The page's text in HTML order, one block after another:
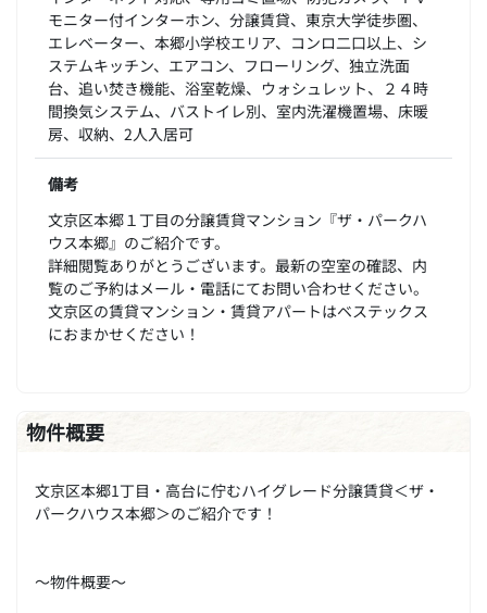
モニター付インターホン、分譲賃貸、東京大学徒歩圏、
エレベーター、本郷小学校エリア、コンロ二口以上、シ
ステムキッチン、エアコン、フローリング、独立洗面
台、追い焚き機能、浴室乾燥、ウォシュレット、２４時
間換気システム、バストイレ別、室内洗濯機置場、床暖
房、収納、2人入居可
備考
文京区本郷１丁目の分譲賃貸マンション『ザ・パークハ
ウス本郷』のご紹介です。
詳細閲覧ありがとうございます。最新の空室の確認、内
覧のご予約はメール・電話にてお問い合わせください。
文京区の賃貸マンション・賃貸アパートはベステックス
におまかせください！
物件概要
文京区本郷1丁目・高台に佇むハイグレード分譲賃貸＜ザ・
パークハウス本郷＞のご紹介です！
～物件概要～